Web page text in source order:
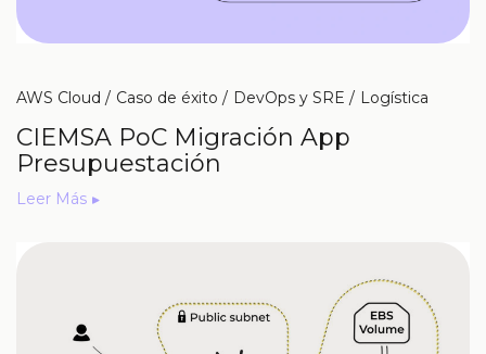
AWS Cloud Caso de éxito DevOps y SRE Logística
CIEMSA PoC Migración App
Presupuestación
Leer Más